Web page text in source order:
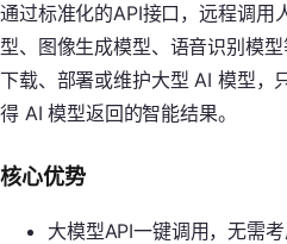
通过标准化的API接口，远程调用
型、图像生成模型、语音识别模
下载、部署或维护大型 AI 模型，
得 AI 模型返回的智能结果。
核心优势
大模型API一键调用，无需